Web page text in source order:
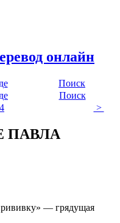
онлайн
Поиск
Поиск
4 >
ПАВЛА
— грядущая